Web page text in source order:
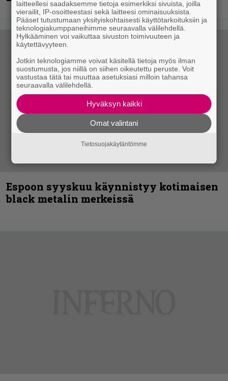
Espoon syyskuu käynnistyy kotimaisen
black metalin merkeissä
laitteellesi saadaksemme tietoja esimerkiksi sivuista, joilla
vierailit, IP-osoitteestasi sekä laitteesi ominaisuuksista.
Pääset tutustumaan yksityiskohtaisesti käyttötarkoituksiin ja
teknologiakumppaneihimme seuraavalla välilehdellä.
Hylkääminen voi vaikuttaa sivuston toimivuuteen ja
käytettävyyteen.
Jotkin teknologiamme voivat käsitellä tietoja myös ilman
suostumusta, jos niillä on siihen oikeutettu peruste. Voit
vastustaa tätä tai muuttaa asetuksiasi milloin tahansa
seuraavalla välilehdellä.
Hyväksyn kaikki
Omat valintani
Tietosuojakäytäntömme